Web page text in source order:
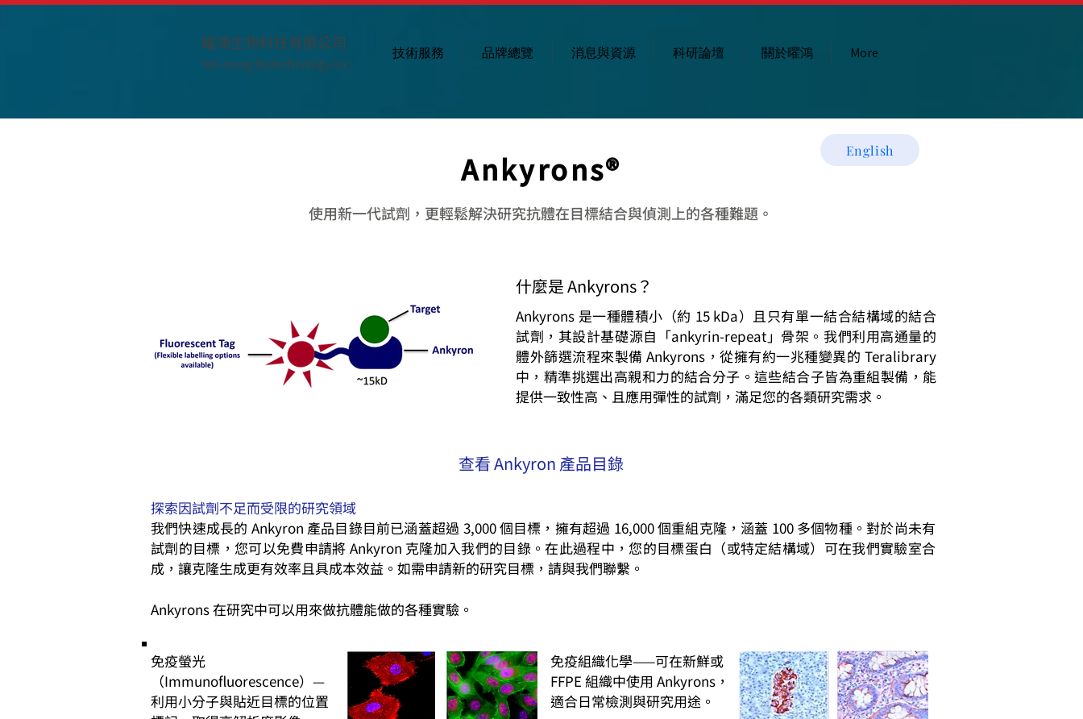
曜鴻生物科技有限公司
Yah-Hong Biotechnology Inc.
技術服務 品牌總覽 消息與資源 科研論壇 關於曜鴻 More
Ankyrons® English
使用新一代試劑，更輕鬆解決研究抗體在目標結合與偵測上的各種難題。
什麼是 Ankyrons？
Ankyrons 是一種體積小（約 15 kDa）且只有單一結合結構域的結合
試劑，其設計基礎源自「ankyrin-repeat」骨架。我們利用高通量的
體外篩選流程來製備 Ankyrons，從擁有約一兆種變異的 Teralibrary
中，精準挑選出高親和力的結合分子。這些結合子皆為重組製備，能
提供一致性高、且應用彈性的試劑，滿足您的各類研究需求。
查看 Ankyron 產品目錄
探索因試劑不足而受限的研究領域
我們快速成長的 Ankyron 產品目錄目前已涵蓋超過 3,000 個目標，擁有超過 16,000 個重組克隆，涵蓋 100 多個物種。對於尚未有
試劑的目標，您可以免費申請將 Ankyron 克隆加入我們的目錄。在此過程中，您的目標蛋白（或特定結構域）可在我們實驗室合
成，讓克隆生成更有效率且具成本效益。如需申請新的研究目標，請與我們聯繫。
Ankyrons 在研究中可以用來做抗體能做的各種實驗。
免疫螢光
（Immunofluorescence）—
利用小分子與貼近目標的位置
免疫組織化學——可在新鮮或
FFPE 組織中使用 Ankyrons，
適合日常檢測與研究用途。